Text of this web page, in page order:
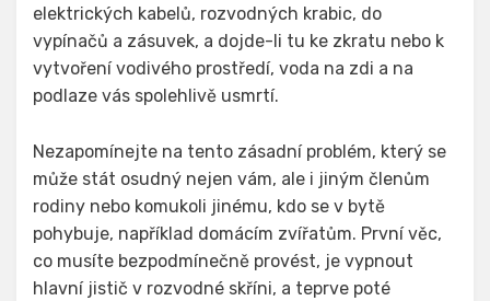
elektrických kabelů, rozvodných krabic, do
vypínačů a zásuvek, a dojde-li tu ke zkratu nebo k
vytvoření vodivého prostředí, voda na zdi a na
podlaze vás spolehlivě usmrtí.
Nezapomínejte na tento zásadní problém, který se
může stát osudný nejen vám, ale i jiným členům
rodiny nebo komukoli jinému, kdo se v bytě
pohybuje, například domácím zvířatům. První věc,
co musíte bezpodmínečně provést, je vypnout
hlavní jistič v rozvodné skříni, a teprve poté